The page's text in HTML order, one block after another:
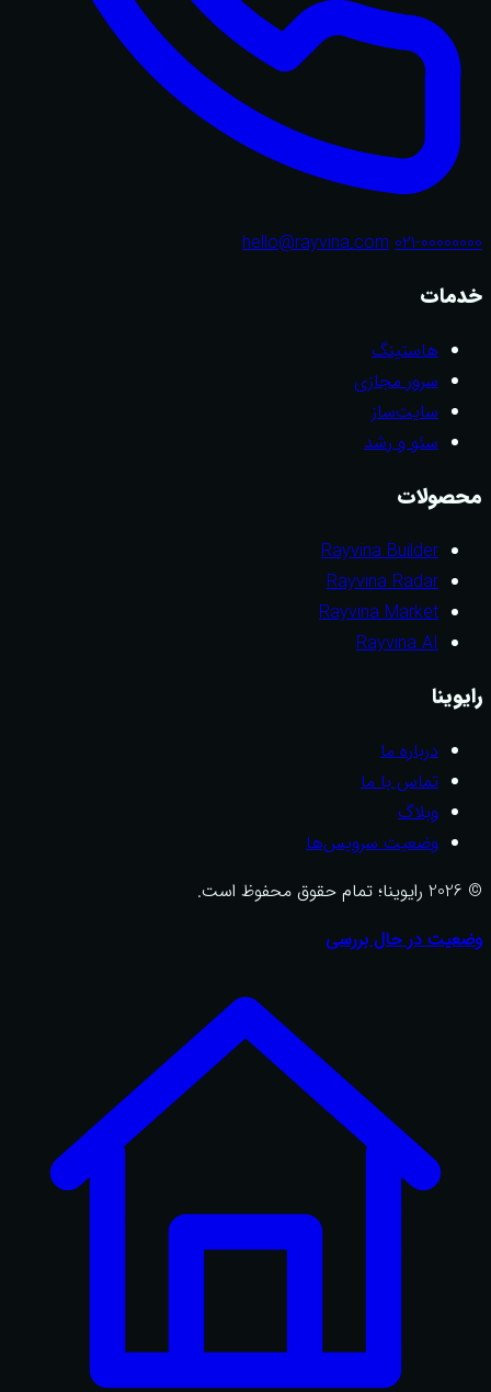
021-00000000
hello@rayvina.com
خدمات
هاستینگ
سرور مجازی
سایت‌ساز
سئو و رشد
محصولات
Rayvina Builder
Rayvina Radar
Rayvina Market
Rayvina AI
رایوینا
درباره ما
تماس با ما
وبلاگ
وضعیت سرویس‌ها
© 2026 رایوینا؛ تمام حقوق محفوظ است.
وضعیت در حال بررسی